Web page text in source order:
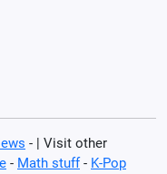
- | Visit other
- Math stuff- K-Pop